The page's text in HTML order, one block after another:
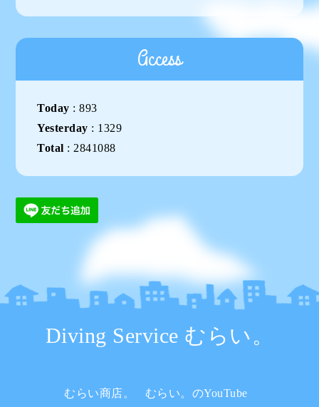
Access
Today :893
Yesterday : 1329
Total : 2841088
Diving Service むらい。
むらい商店。 むらい。のYouTube